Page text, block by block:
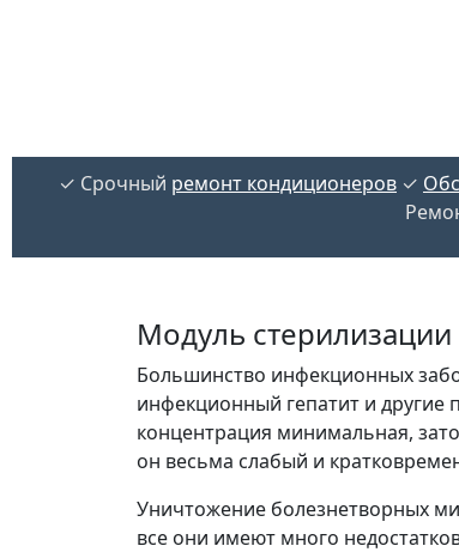
✓ Срочный ремонт кондиционеров ✓
Модуль стерилизации
Большинство инфекционных
инфекционный гепатит и другие
концентрация минимальная,
он весьма слабый и
Уничтожение болезнетворных
все они имеют много